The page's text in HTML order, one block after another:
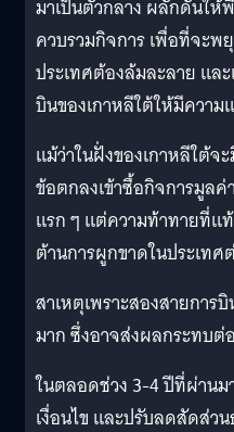
มาเป็นตัวกลาง ผลักดันให้
ควบรวมกิจการ เพื่อที่จะพ
ประเทศต้องล้มละลาย แล
บินของเกาหลีใต้ให้มีความ
แม้ว่าในฝั่งของเกาหลีใต้
ข้อตกลงเข้าซื้อกิจการมูล
แรก ๆ แต่ความท้าทายที่แ
ต้านการผูกขาดในประเทศ
สาเหตุเพราะสองสายการ
มาก ซึ่งอาจส่งผลกระทบต่
ในตลอดช่วง 3-4 ปีที่ผ่านม
เงื่อนไข และปรับลดสัดส่